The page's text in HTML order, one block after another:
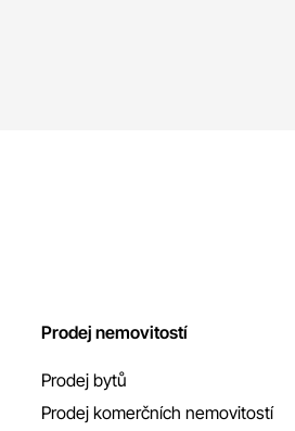
Prodej nemovitostí
Prodej bytů
Prodej komerčních nemovitostí